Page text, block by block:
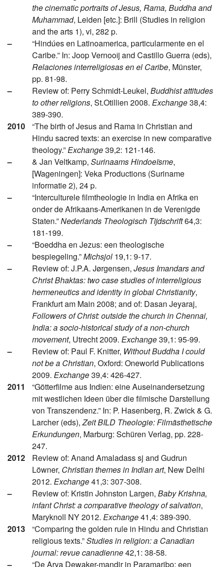
the cinematic portraits of Jesus, Rama, Buddha and
Muhammad, Leiden [etc.]: Brill (Studies in religion
and the arts 1), vi, 282 p.
–
“Hindúes en Latinoamerica, particularmente en el
Caribe.” In: Joop Vernooij and Castillo Guerra (eds),
Relaciones interreligiosas en el Caribe, Münster,
pp. 81-98.
–
Review of: Perry Schmidt-Leukel, Buddhist attitudes
to other religions, St.Otillien 2008. Exchange38,4:
389-390.
2010
“The birth of Jesus and Rama in Christian and
Hindu sacred texts: an exercise in new comparative
theology.”Exchange39,2: 121-146.
–
& Jan Veltkamp, Surinaams Hindoeïsme,
[Wageningen]: Veka Productions (Suriname
informatie 2), 24 p.
–
“Interculturele filmtheologie in India en Afrika en
onder de Afrikaans-Amerikanen in de Verenigde
Staten.”Nederlands Theologisch Tijdschrift64,3:
181-199.
–
“Boeddha en Jezus: een theologische
bespiegeling.”Michsjol 19,1: 9-17.
–
Review of: J.P.A. Jørgensen, Jesus Imandars and
Christ Bhaktas: two case studies of interreligious
hermeneutics and identity in global Christianity,
Frankfurt am Main 2008; and of: Dasan Jeyaraj,
Followers of Christ: outside the church in Chennai,
India: a socio-historical study of a non-church
movement, Utrecht 2009. Exchange39,1: 95-99.
–
Review of: Paul F. Knitter, Without Buddha I could
not be a Christian, Oxford: Oneworld Publications
2009. Exchange39,4: 426-427.
2011
“Götterfilme aus Indien: eine Auseinandersetzung
mit westlichen Ideen über die filmische Darstellung
von Transzendenz.” In: P. Hasenberg, R. Zwick & G.
Larcher (eds),Zeit BILD Theologie: Filmästhetische
Erkundungen, Marburg: Schüren Verlag, pp. 228-
247.
2012
Review of: Anand Amaladass sj and Gudrun
Löwner, Christian themes in Indian art, New Delhi
2012. Exchange41,3: 307-308.
–
Review of: Kristin Johnston Largen, Baby Krishna,
infant Christ: a comparative theology of salvation,
Maryknoll NY 2012. Exchange41,4: 389-390.
2013
“Comparing the golden rule in Hindu and Christian
religious texts.”Studies in religion: a Canadian
journal: revue canadienne42,1: 38-58.
–
“De Arya Dewaker-mandir in Paramaribo: een